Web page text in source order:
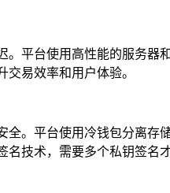
平台使用高性能的服务
易效率和用户体验。
。平台使用冷钱包分离存
技术，需要多个私钥签名